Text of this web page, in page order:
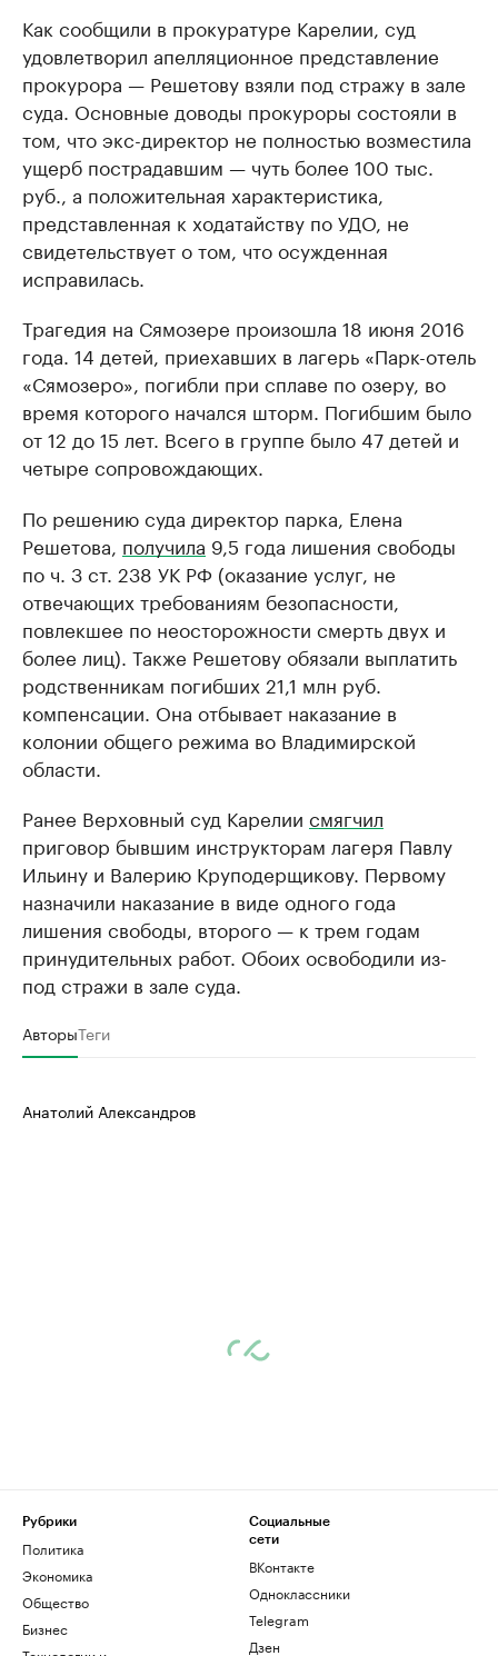
Как сообщили в прокуратуре Карелии, суд
удовлетворил апелляционное представление
прокурора — Решетову взяли под стражу в зале
суда. Основные доводы прокуроры состояли в
том, что экс-директор не полностью возместила
ущерб пострадавшим — чуть более 100 тыс.
руб., а положительная характеристика,
представленная к ходатайству по УДО, не
свидетельствует о том, что осужденная
исправилась.
Трагедия на Сямозере произошла 18 июня 2016
года. 14 детей, приехавших в лагерь «Парк-отель
«Сямозеро», погибли при сплаве по озеру, во
время которого начался шторм. Погибшим было
от 12 до 15 лет. Всего в группе было 47 детей и
четыре сопровождающих.
По решению суда директор парка, Елена
Решетова, получила 9,5 года лишения свободы
по ч. 3 ст. 238 УК РФ (оказание услуг, не
отвечающих требованиям безопасности,
повлекшее по неосторожности смерть двух и
более лиц). Также Решетову обязали выплатить
родственникам погибших 21,1 млн руб.
компенсации. Она отбывает наказание в
колонии общего режима во Владимирской
области.
Ранее Верховный суд Карелии смягчил
приговор бывшим инструкторам лагеря Павлу
Ильину и Валерию Круподерщикову. Первому
назначили наказание в виде одного года
лишения свободы, второго — к трем годам
принудительных работ. Обоих освободили из-
под стражи в зале суда.
АвторыТеги
Анатолий Александров
Рубрики
Политика
Экономика
Общество
Бизнес
Социальные
сети
ВКонтакте
Одноклассники
Telegram
Дзен